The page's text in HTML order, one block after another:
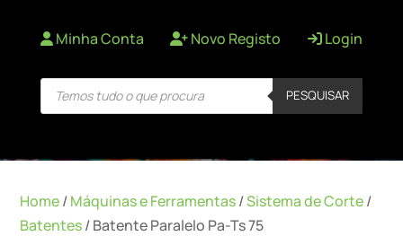
Minha Conta Novo Registo Login
Products
search PESQUISAR
Home/Máquinas e Ferramentas/Sistema de Corte/
Batentes/ Batente Paralelo Pa-Ts 75